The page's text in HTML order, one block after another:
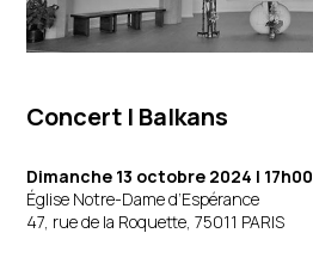
Concert | Balkans
Dimanche 13 octobre 2024 | 17h00
Église Notre-Dame d’Espérance
47, rue de la Roquette, 75011 PARIS